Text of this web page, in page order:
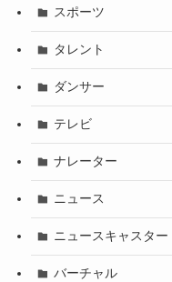
スポーツ
タレント
ダンサー
テレビ
ナレーター
ニュース
ニュースキャスター
バーチャル